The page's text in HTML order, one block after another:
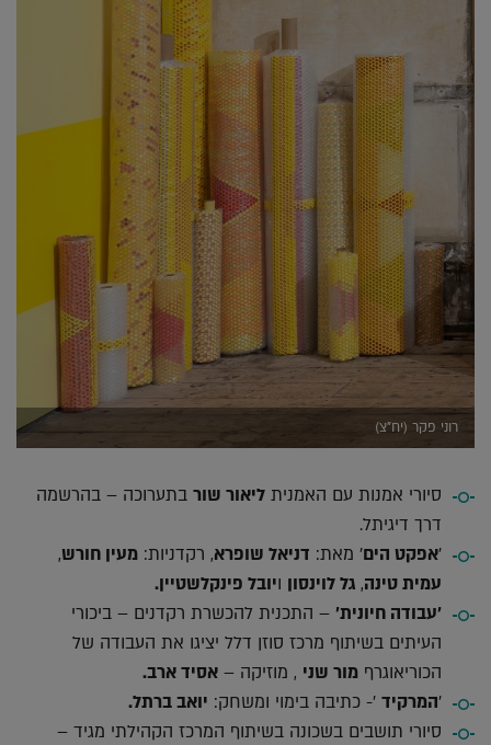
רוני פקר (יח"צ)
סיורי אמנות עם האמנית ליאור שור בתערוכה – בהרשמה
דרך דיגיתל.
'אפקט הים' מאת: דניאל שופרא, רקדניות: מעין חורש,
עמית טינה, גל לוינסון ויובל פינקלשטיין.
'עבודה חיונית' – התכנית להכשרת רקדנים – ביכורי
העיתים בשיתוף מרכז סוזן דלל יציגו את העבודה של
הכוריאוגרף מור שני , מוזיקה – אסיד ארב.
'המרקיד '- כתיבה בימוי ומשחק: יואב ברתל.
סיורי תושבים בשכונה בשיתוף המרכז הקהילתי מגיד –